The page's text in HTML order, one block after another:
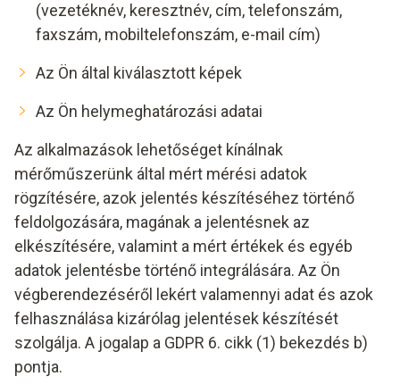
(vezetéknév, keresztnév, cím, telefonszám,
faxszám, mobiltelefonszám, e-mail cím)
Az Ön által kiválasztott képek
Az Ön helymeghatározási adatai
Az alkalmazások lehetőséget kínálnak
mérőműszerünk által mért mérési adatok
rögzítésére, azok jelentés készítéséhez történő
feldolgozására, magának a jelentésnek az
elkészítésére, valamint a mért értékek és egyéb
adatok jelentésbe történő integrálására. Az Ön
végberendezéséről lekért valamennyi adat és azok
felhasználása kizárólag jelentések készítését
szolgálja. A jogalap a GDPR 6. cikk (1) bekezdés b)
pontja.